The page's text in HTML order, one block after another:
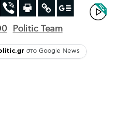
Politic Team
στο Google News